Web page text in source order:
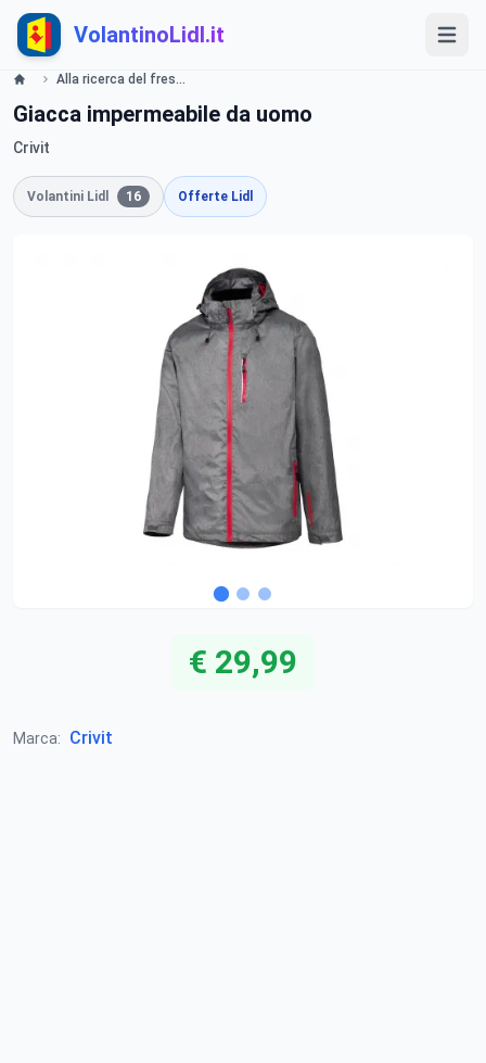
VolantinoLidl.it
Alla ricerca del fresco Lidl
Giacca impermeabile da uomo
Crivit
Volantini Lidl 16 Offerte Lidl
€ 29,99
Marca: Crivit